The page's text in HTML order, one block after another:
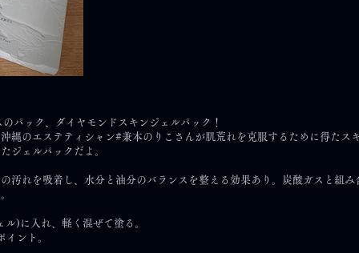
パック、ダイヤモンドスキンジェルパック！
縄のエステティシャン#兼本のりこさんが肌荒れを克服するために得たス
ジェルパックだよ。
汚れを吸着し、水分と油分のバランスを整える効果あり。炭酸ガスと組み
)に入れ、軽く混ぜて塗る。
イント。